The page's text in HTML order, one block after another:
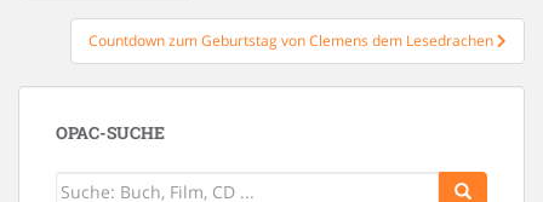
Countdown zum Geburtstag von Clemens dem Lesedrachen
OPAC-SUCHE